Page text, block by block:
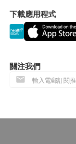
服用方法
建議早晨空
佳。成人每日
用，三歲即可
A. 隔水加熱
B. 隔水浸泡
C. 電鍋加熱
保用條款：
貨品質量保證
退換條款：
當顧客收取
有損毀情況
下載應用程式
關注我們